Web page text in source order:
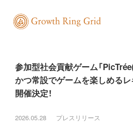
参加型社会貢献ゲーム「
かつ常設でゲームを楽しめる
開催決定！
2026.05.28 プレスリリース